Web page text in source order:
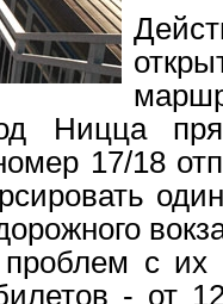
Ницца
17/18
с их
- от